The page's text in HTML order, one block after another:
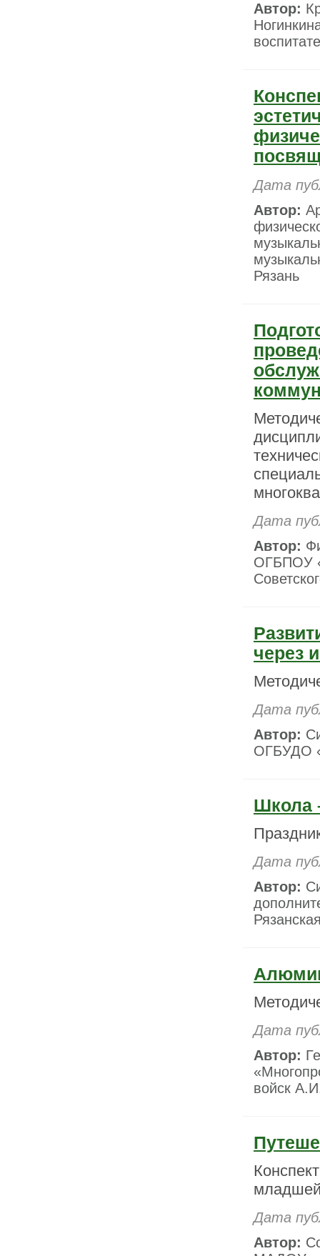
Автор:
Дата
Автор:
Рязань
Дата
Автор:
ОГБПОУ
через
Дата
Автор:
ОГБУДО
Школа
Дата
Автор:
Дата
Автор:
войск
Дата
Автор: